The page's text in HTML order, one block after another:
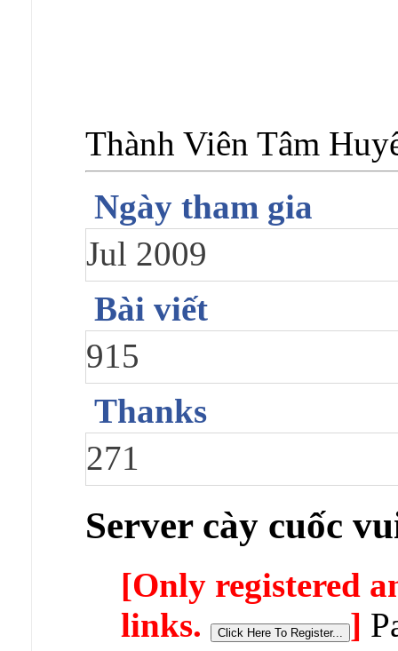
Thành Viên Tâm
Ngày tham gia
Jul 2009
Bài viết
915
Thanks
271
Server cày cuốc
[Only registered
links.
]